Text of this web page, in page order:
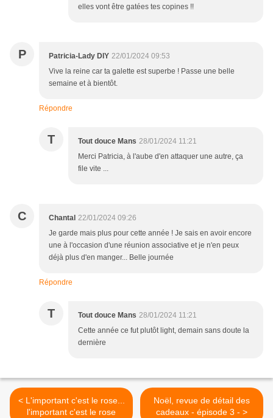
elles vont être gatées tes copines !!
P Patricia-Lady DIY 22/01/2024 09:53
Vive la reine car ta galette est superbe ! Passe une belle
semaine et à bientôt.
Répondre
T Tout douce Mans 28/01/2024 11:21
Merci Patricia, à l'aube d'en attaquer une autre, ça
file vite ...
C Chantal 22/01/2024 09:26
Je garde mais plus pour cette année ! Je sais en avoir encore
une à l'occasion d'une réunion associative et je n'en peux
déjà plus d'en manger... Belle journée
Répondre
T Tout douce Mans 28/01/2024 11:21
Cette année ce fut plutôt light, demain sans doute la
dernière
< L'important c'est le rose...
l'important c'est le rose
Noël, revue de détail des
cadeaux - épisode 3 - >